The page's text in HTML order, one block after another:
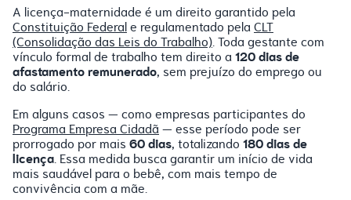
A licença-maternidade é um direito garantido pela
Constituição Federale regulamentado pelaCLT
(Consolidação das Leis do Trabalho). Toda gestante com
vínculo formal de trabalho tem direito a120 dias de
afastamento remunerado, sem prejuízo do emprego ou
do salário.
Em alguns casos — como empresas participantes do
Programa Empresa Cidadã— esse período pode ser
prorrogado por mais60 dias, totalizando180 dias de
licença. Essa medida busca garantir um início de vida
mais saudável para o bebê, com mais tempo de
convivência com a mãe.